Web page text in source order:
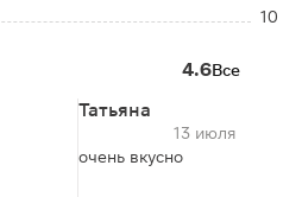
10
4.6Все
Татьяна
13 июля
очень вкусно